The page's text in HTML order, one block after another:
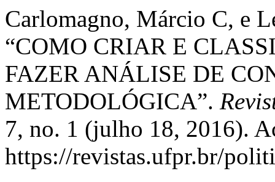
Carlomagno, Márcio C, e
“COMO CRIAR E
FAZER ANÁLISE DE
METODOLÓGICA”.
7, no. 1 (julho 18, 2016).
https://revistas.ufpr.br/